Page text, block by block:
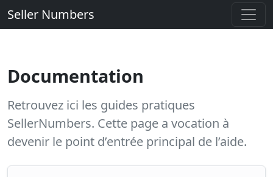
Seller Numbers
Documentation
Retrouvez ici les guides pratiques
SellerNumbers. Cette page a vocation à
devenir le point d’entrée principal de l’aide.